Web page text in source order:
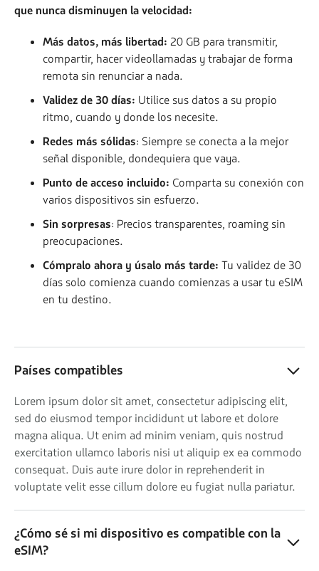
que nunca disminuyen la velocidad:
Más datos, más libertad: 20 GB para transmitir,
compartir, hacer videollamadas y trabajar de forma
remota sin renunciar a nada.
Validez de 30 días: Utilice sus datos a su propio
ritmo, cuando y donde los necesite.
Redes más sólidas: Siempre se conecta a la mejor
señal disponible, dondequiera que vaya.
Punto de acceso incluido: Comparta su conexión con
varios dispositivos sin esfuerzo.
Sin sorpresas: Precios transparentes, roaming sin
preocupaciones.
Cómpralo ahora y úsalo más tarde: Tu validez de 30
días solo comienza cuando comienzas a usar tu eSIM
en tu destino.
Países compatibles
Lorem ipsum dolor sit amet, consectetur adipiscing elit,
sed do eiusmod tempor incididunt ut labore et dolore
magna aliqua. Ut enim ad minim veniam, quis nostrud
exercitation ullamco laboris nisi ut aliquip ex ea commodo
consequat. Duis aute irure dolor in reprehenderit in
voluptate velit esse cillum dolore eu fugiat nulla pariatur.
¿Cómo sé si mi dispositivo es compatible con la
eSIM?